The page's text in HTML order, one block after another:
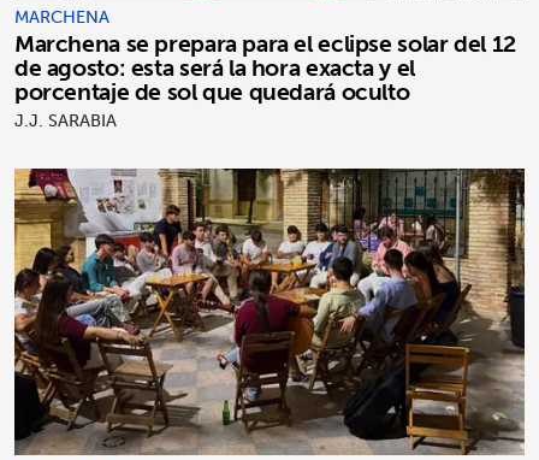
MARCHENA
Marchena se prepara para el eclipse solar del 12
de agosto: esta será la hora exacta y el
porcentaje de sol que quedará oculto
J.J. SARABIA